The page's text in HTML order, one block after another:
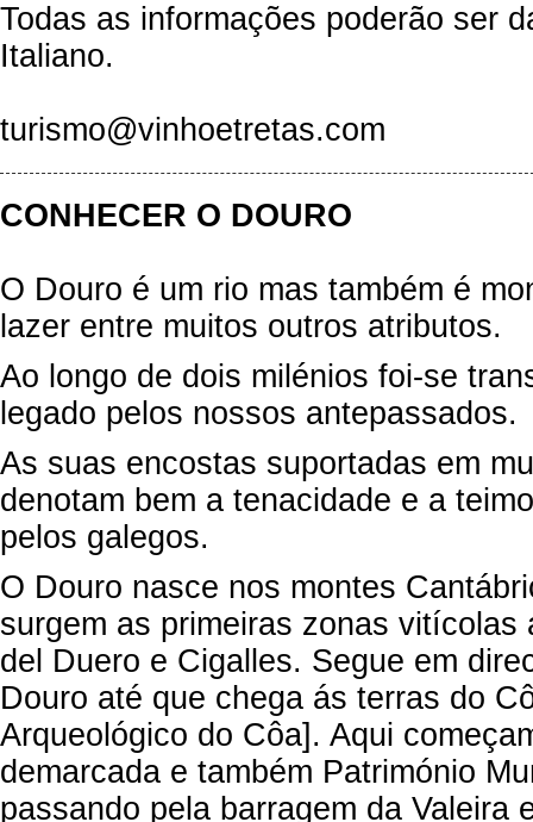
Todas as informações poderão ser
Italiano.
turismo@vinhoetretas.com
CONHECER O DOURO
O Douro é um rio mas também é
lazer entre muitos outros atributos.
Ao longo de dois milénios foi-se
legado pelos nossos antepassados.
As suas encostas suportadas em
denotam bem a tenacidade e a
pelos galegos.
O Douro nasce nos montes
surgem as primeiras zonas
del Duero e Cigalles. Segue em
Douro até que chega ás terras do
Arqueológico do Côa]. Aqui
demarcada e também Património
passando pela barragem da Valeira